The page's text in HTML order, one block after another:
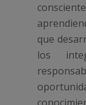
que
los